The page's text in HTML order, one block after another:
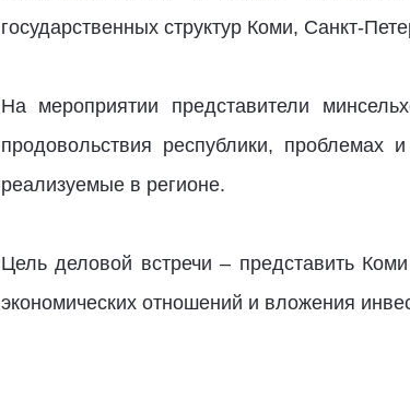
государственных структур Коми, Санкт-
На мероприятии представители
продовольствия республики, проблемах
реализуемые в регионе.
Цель деловой встречи – представить
экономических отношений и вложения